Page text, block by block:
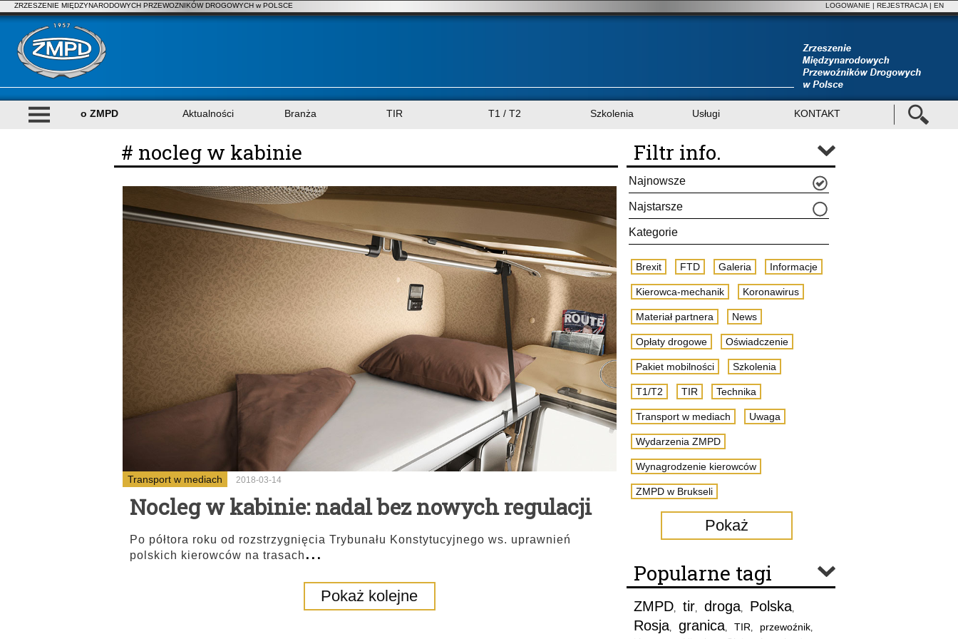
ZRZESZENIE MIĘDZYNARODOWYCH PRZEWOZNIKÓW DROGOWYCH w POLSCE LOGOWANIE | REJESTRACJA | EN
o ZMPD Aktualności Branża TIR T1 / T2 Szkolenia Usługi KONTAKT
# nocleg w kabinie
Transport w mediach 2018-03-14
Nocleg w kabinie: nadal bez nowych regulacji
Po półtora roku od rozstrzygnięcia Trybunału Konstytucyjnego ws. uprawnień
polskich kierowców na trasach...
Pokaż kolejne
Filtr info.
Najnowsze
Najstarsze
Kategorie
Brexit FTD Galeria Informacje
Kierowca-mechanik Koronawirus
Materiał partnera News
Opłaty drogowe Oświadczenie
Pakiet mobilności Szkolenia
T1/T2 TIR Technika
Transport w mediach Uwaga
Wydarzenia ZMPD
Wynagrodzenie kierowców
ZMPD w Brukseli
Pokaż
Popularne tagi
ZMPD, tir, droga, Polska,
Rosja, granica, TIR, przewoźnik,